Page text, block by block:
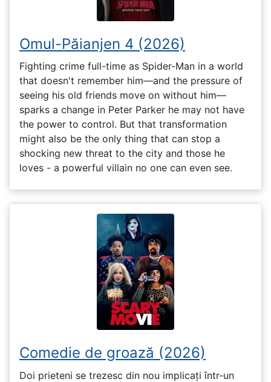
Omul-Păianjen 4 (2026)
Fighting crime full-time as Spider-Man in a world
that doesn't remember him—and the pressure of
seeing his old friends move on without him—
sparks a change in Peter Parker he may not have
the power to control. But that transformation
might also be the only thing that can stop a
shocking new threat to the city and those he
loves - a powerful villain no one can even see.
Comedie de groază (2026)
Doi prieteni se trezesc din nou implicați într-un